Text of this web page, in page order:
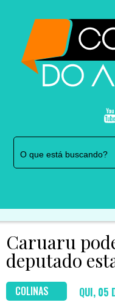
Caruaru
deputado
COLINAS QUI, 05